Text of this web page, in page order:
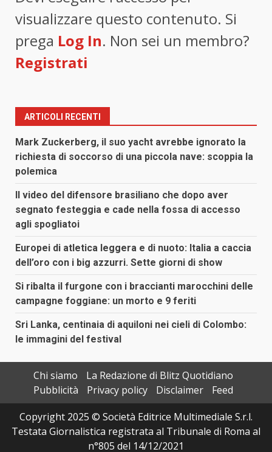
visualizzare questo contenuto. Si
prega Log In. Non sei un membro?
Registrati
ARTICOLI RECENTI
Mark Zuckerberg, il suo yacht avrebbe ignorato la
richiesta di soccorso di una piccola nave: scoppia la
polemica
Il video del difensore brasiliano che dopo aver
segnato festeggia e cade nella fossa di accesso
agli spogliatoi
Europei di atletica leggera e di nuoto: Italia a caccia
dell’oro con i big azzurri. Sette giorni di show
Si ribalta il furgone con i braccianti marocchini delle
campagne foggiane: un morto e 9 feriti
Sri Lanka, centinaia di aquiloni nei cieli di Colombo:
le immagini del festival
Chi siamo
La Redazione di Blitz Quotidiano
Pubblicità
Privacy policy Disclaimer
Feed
Copyright 2025 © Società Editrice Multimediale S.r.l.
Testata Giornalistica registrata al Tribunale di Roma al
n°805 del 14/12/2021